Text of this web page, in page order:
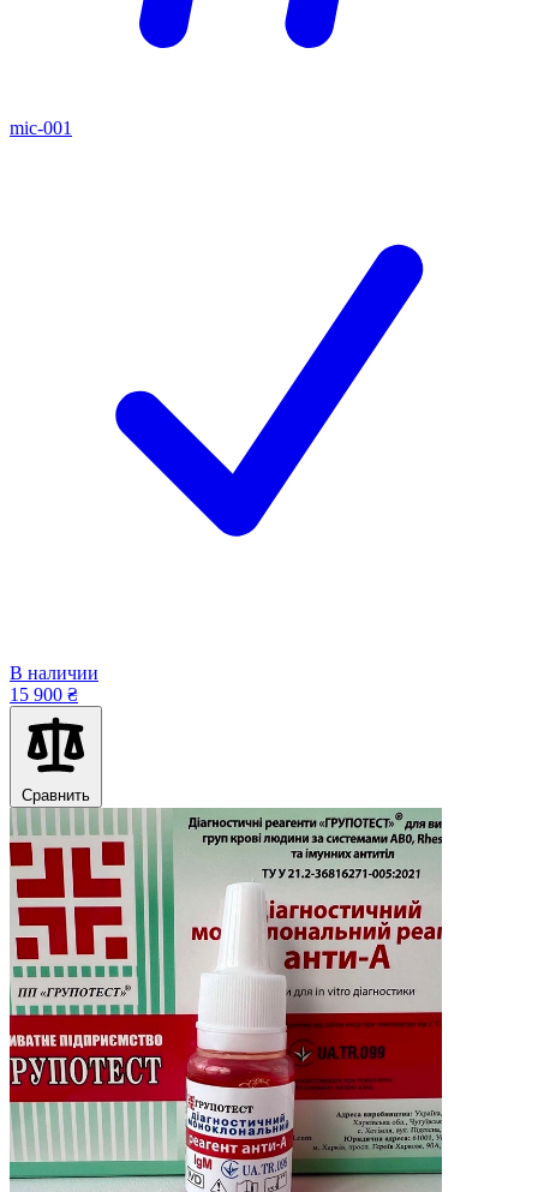
mic-001
В наличии
15 900 ₴
Сравнить